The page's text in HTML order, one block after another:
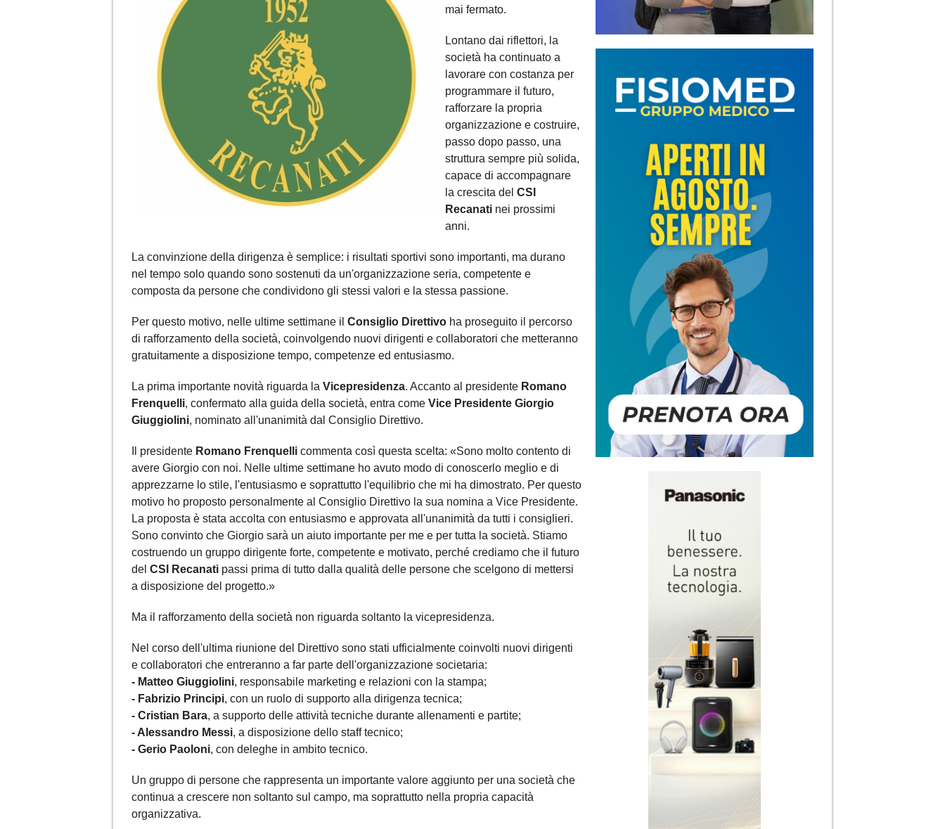
mai fermato.
Lontano dai riflettori, la
società ha continuato a
lavorare con costanza per
programmare il futuro,
rafforzare la propria
organizzazione e costruire,
passo dopo passo, una
struttura sempre più solida,
capace di accompagnare
la crescita del CSI
Recanati nei prossimi
anni.
La convinzione della dirigenza è semplice: i risultati sportivi sono importanti, ma durano
nel tempo solo quando sono sostenuti da un'organizzazione seria, competente e
composta da persone che condividono gli stessi valori e la stessa passione.
Per questo motivo, nelle ultime settimane il Consiglio Direttivo ha proseguito il percorso
di rafforzamento della società, coinvolgendo nuovi dirigenti e collaboratori che metteranno
gratuitamente a disposizione tempo, competenze ed entusiasmo.
La prima importante novità riguarda la Vicepresidenza. Accanto al presidente Romano
Frenquelli, confermato alla guida della società, entra come Vice Presidente Giorgio
Giuggiolini, nominato all'unanimità dal Consiglio Direttivo.
Il presidente Romano Frenquelli commenta così questa scelta: «Sono molto contento di
avere Giorgio con noi. Nelle ultime settimane ho avuto modo di conoscerlo meglio e di
apprezzarne lo stile, l'entusiasmo e soprattutto l'equilibrio che mi ha dimostrato. Per questo
motivo ho proposto personalmente al Consiglio Direttivo la sua nomina a Vice Presidente.
La proposta è stata accolta con entusiasmo e approvata all'unanimità da tutti i consiglieri.
Sono convinto che Giorgio sarà un aiuto importante per me e per tutta la società. Stiamo
costruendo un gruppo dirigente forte, competente e motivato, perché crediamo che il futuro
del CSI Recanati passi prima di tutto dalla qualità delle persone che scelgono di mettersi
a disposizione del progetto.»
Ma il rafforzamento della società non riguarda soltanto la vicepresidenza.
Nel corso dell'ultima riunione del Direttivo sono stati ufficialmente coinvolti nuovi dirigenti
e collaboratori che entreranno a far parte dell'organizzazione societaria:
- Matteo Giuggiolini, responsabile marketing e relazioni con la stampa;
- Fabrizio Principi, con un ruolo di supporto alla dirigenza tecnica;
- Cristian Bara, a supporto delle attività tecniche durante allenamenti e partite;
- Alessandro Messi, a disposizione dello staff tecnico;
- Gerio Paoloni, con deleghe in ambito tecnico.
Un gruppo di persone che rappresenta un importante valore aggiunto per una società che
continua a crescere non soltanto sul campo, ma soprattutto nella propria capacità
organizzativa.